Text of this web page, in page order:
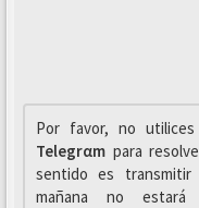
Por favor, no utilices
Telegrαm para
sentido es transmitir
mañana no estará